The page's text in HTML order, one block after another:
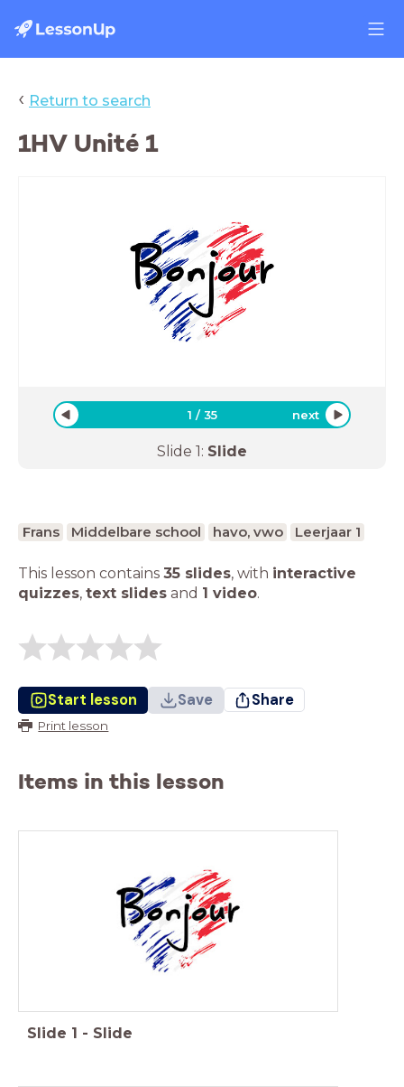
‹ Return to search
1HV Unité 1
1 /35 next
Slide 1: Slide
Frans Middelbare school havo, vwo Leerjaar 1
This lesson contains 35 slides, with interactive
quizzes, text slides and 1 video.
Start lesson Save Share
Print lesson
Items in this lesson
Slide 1 - Slide